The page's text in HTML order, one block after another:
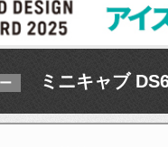
ミニキャブ